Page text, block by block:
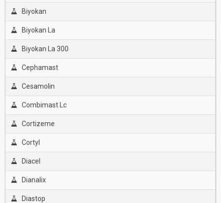
Biyokan
Biyokan La
Biyokan La 300
Cephamast
Cesamolin
Combimast Lc
Cortizeme
Cortyl
Diacel
Dianalix
Diastop